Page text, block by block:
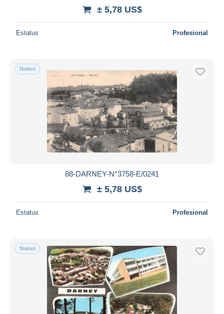
± 5,78 US$
Estatus Profesional
Nuevo
88-DARNEY-N°3758-E/0241
± 5,78 US$
Estatus Profesional
Nuevo